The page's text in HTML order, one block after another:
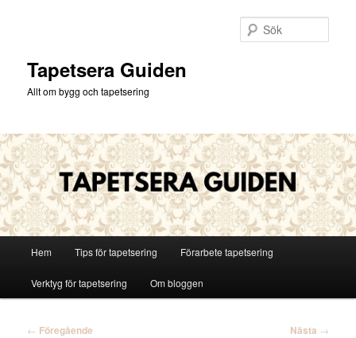
Tapetsera Guiden
Allt om bygg och tapetsering
Hem Tips för tapetsering Förarbete tapetsering
Verktyg för tapetsering Om bloggen
Inläggsnavigering
← Föregående Nästa →